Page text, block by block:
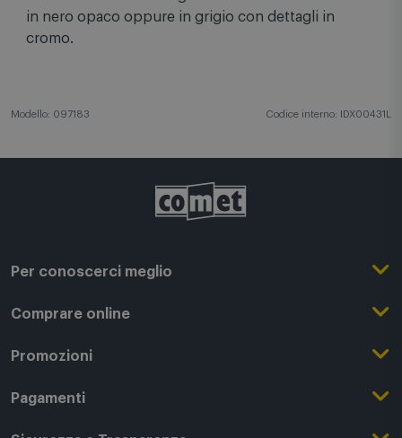
in nero opaco oppure in grigio con dettagli in
cromo.
Modello: 097183 Codice interno: IDX00431L
Per conoscerci meglio
Il Gruppo Comet
Punti di forza
Comprare online
Registrati su Comet
Acquista Online
Promozioni
Outlet
Black Friday
Pagamenti